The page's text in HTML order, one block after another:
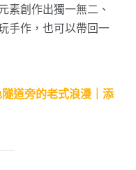
素創作出獨一無二、
手作，也可以帶回一
隧道旁的老式浪漫｜添